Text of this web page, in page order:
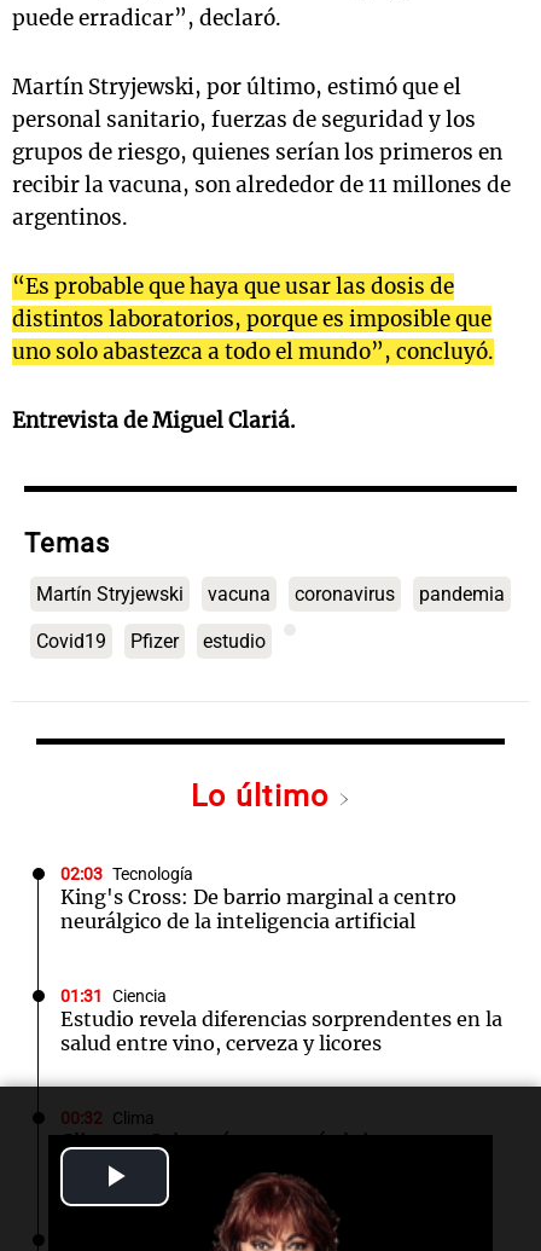
Video
puede erradicar”, declaró.
Martín Stryjewski, por último, estimó que el
personal sanitario, fuerzas de seguridad y los
grupos de riesgo, quienes serían los primeros en
recibir la vacuna, son alrededor de 11 millones de
argentinos.
“Es probable que haya que usar las dosis de
distintos laboratorios, porque es imposible que
uno solo abastezca a todo el mundo”, concluyó.
Entrevista de Miguel Clariá.
Temas
Martín Stryjewski vacuna coronavirus pandemia
Covid19 Pfizer estudio
Lo último
02:03 Tecnología
King's Cross: De barrio marginal a centro
neurálgico de la inteligencia artificial
01:31 Ciencia
Estudio revela diferencias sorprendentes en la
salud entre vino, cerveza y licores
00:32 Clima
Clima en Salta: cómo estará el tiempo este
lunes 10 de agosto